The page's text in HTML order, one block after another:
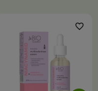
favorite_border